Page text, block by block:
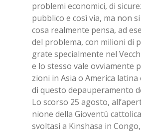
pro­ble­mi eco­no­mi­ci, di
pub­bli­co e così via, ma non
cosa real­men­te pen­sa, ad
del pro­ble­ma, con mi­lio­ni di
gra­te spe­cial­men­te nel
e lo stes­so vale ov­via­men­te
zio­ni in Asia o Ame­ri­ca
di que­sto de­pau­pe­ra­men­to
Lo scor­so 25 ago­sto,
nio­ne del­la Gio­ven­tù
svol­ta­si a Kin­sha­sa in